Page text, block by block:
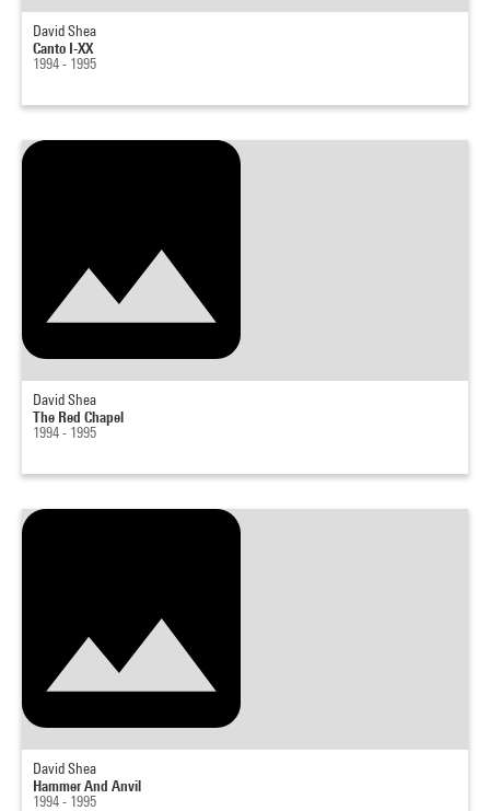
David Shea
Canto I-XX
1994 - 1995
David Shea
The Red Chapel
1994 - 1995
David Shea
Hammer And Anvil
1994 - 1995